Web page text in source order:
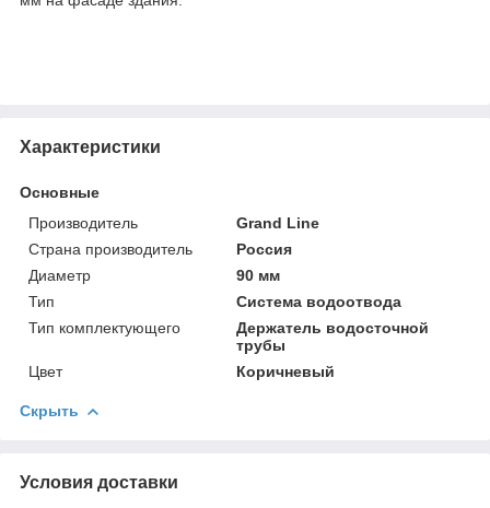
Характеристики
Основные
Производитель
Grand Line
Страна производитель
Россия
Диаметр
90 мм
Тип
Система водоотвода
Тип комплектующего
Держатель водосточной
трубы
Цвет
Коричневый
Скрыть
Условия доставки